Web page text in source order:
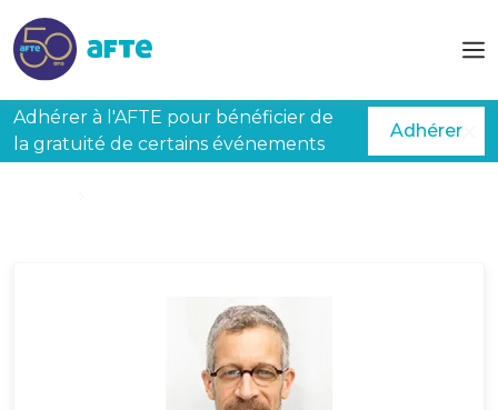
Adhérer à l'AFTE pour bénéficier de
la gratuité de certains événements
Adhérer